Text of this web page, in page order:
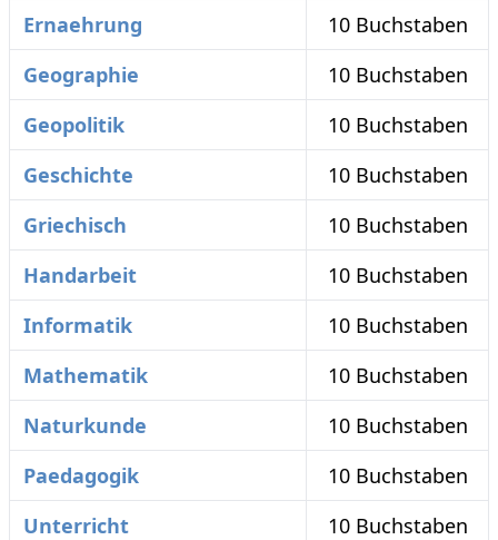
Ernaehrung
10 Buchstaben
Geographie
10 Buchstaben
Geopolitik
10 Buchstaben
Geschichte
10 Buchstaben
Griechisch
10 Buchstaben
Handarbeit
10 Buchstaben
Informatik
10 Buchstaben
Mathematik
10 Buchstaben
Naturkunde
10 Buchstaben
Paedagogik
10 Buchstaben
Unterricht
10 Buchstaben